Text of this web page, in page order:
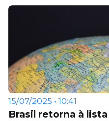
15/07/2025 • 10:41
Brasil retorna à